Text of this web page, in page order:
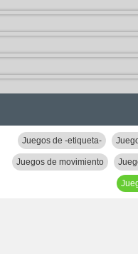
Juegos de -etiqueta-
Juegos de movimiento